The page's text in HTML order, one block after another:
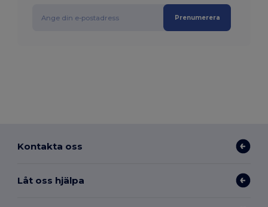
Prenumerera
Kontakta oss
Låt oss hjälpa